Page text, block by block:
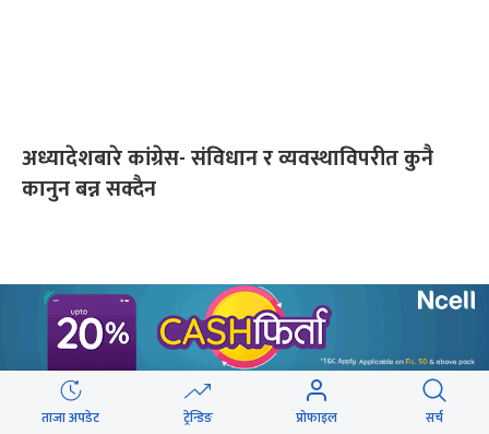
अध्यादेशबारे कांग्रेस- संविधान र व्यवस्थाविपरीत कुनै
कानुन बन्न सक्दैन
ताजा अपडेट ट्रेन्डिङ प्रोफाइल सर्च